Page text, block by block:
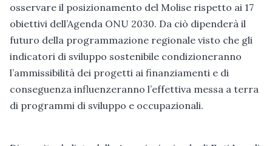
osservare il posizionamento del Molise rispetto ai 17
obiettivi dell’Agenda ONU 2030. Da ciò dipenderà il
futuro della programmazione regionale visto che gli
indicatori di sviluppo sostenibile condizioneranno
l’ammissibilità dei progetti ai finanziamenti e di
conseguenza influenzeranno l’effettiva messa a terra
di programmi di sviluppo e occupazionali.